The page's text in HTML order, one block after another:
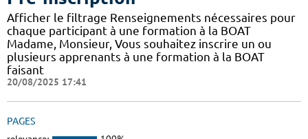
Afficher le filtrage Renseignements nécessaires pour
chaque participant à une formation à la BOAT
Madame, Monsieur, Vous souhaitez inscrire un ou
plusieurs apprenants à une formation à la BOAT
faisant
20/08/2025 17:41
PAGES